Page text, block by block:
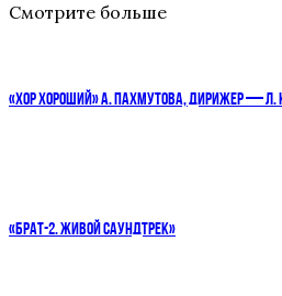
Смотрите больше
«ХОР ХОРОШИЙ» А. ПАХМУТОВА, ДИРИЖЕР — Л.
«БРАТ-2. ЖИВОЙ САУНДТРЕК»